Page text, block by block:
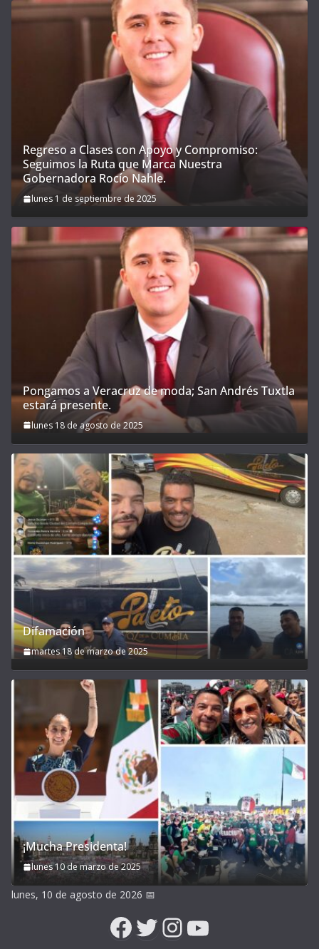
Regreso a Clases con Apoyo y Compromiso:
Seguimos la Ruta que Marca Nuestra
Gobernadora Rocío Nahle.
lunes 1 de septiembre de 2025
Pongamos a Veracruz de moda; San Andrés Tuxtla
estará presente.
lunes 18 de agosto de 2025
Difamación
martes 18 de marzo de 2025
¡Mucha Presidenta!
lunes 10 de marzo de 2025
lunes, 10 de agosto de 2026 📅
Facebook
Twitter
Instagram
YouTube